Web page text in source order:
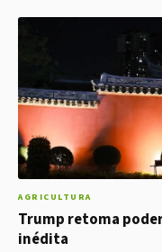
AGRICULTURA
Trump retoma
inédita